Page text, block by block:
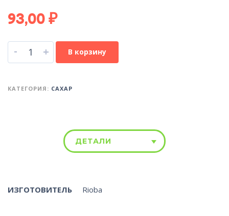
93,00₽
- + В корзину
КАТЕГОРИЯ: САХАР
ДЕТАЛИ
ИЗГОТОВИТЕЛЬ Rioba